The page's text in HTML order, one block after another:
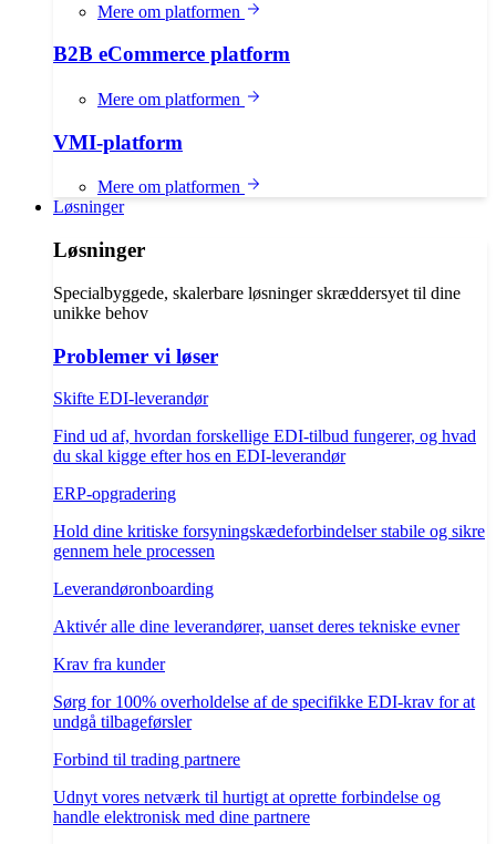
Mere om platformen
B2B eCommerce platform
Mere om platformen
VMI-platform
Mere om platformen
Løsninger
Løsninger
Specialbyggede, skalerbare løsninger skræddersyet til dine
unikke behov
Problemer vi løser
Skifte EDI-leverandør
Find ud af, hvordan forskellige EDI-tilbud fungerer, og hvad
du skal kigge efter hos en EDI-leverandør
ERP-opgradering
Hold dine kritiske forsyningskædeforbindelser stabile og sikre
gennem hele processen
Leverandøronboarding
Aktivér alle dine leverandører, uanset deres tekniske evner
Krav fra kunder
Sørg for 100% overholdelse af de specifikke EDI-krav for at
undgå tilbageførsler
Forbind til trading partnere
Udnyt vores netværk til hurtigt at oprette forbindelse og
handle elektronisk med dine partnere